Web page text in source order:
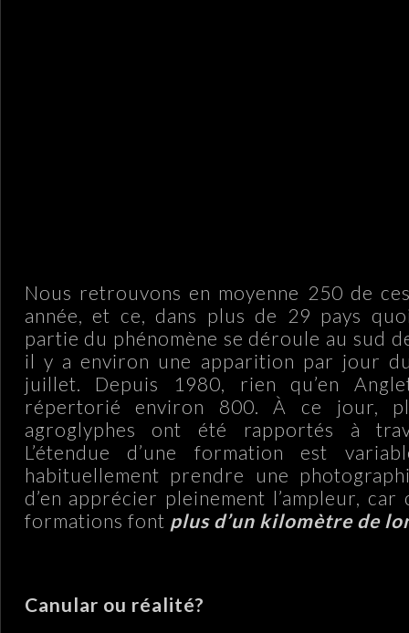
Nous retrouvons en moyenne 250 de
année, et ce, dans plus de 29 pays
partie du phénomène se déroule au sud
il y a environ une apparition par jour
juillet. Depuis 1980, rien qu’en
répertorié environ 800. À ce jour,
agroglyphes ont été rapportés à
L’étendue d’une formation est
habituellement prendre une
d’en apprécier pleinement l’ampleur,
formations font plus d’un kilomètre de
Canular ou réalité?